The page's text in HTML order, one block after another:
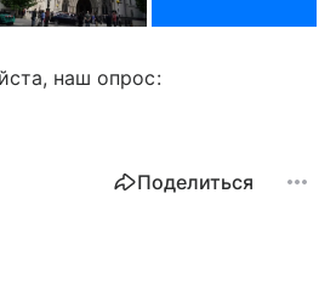
наш опрос:
Поделиться